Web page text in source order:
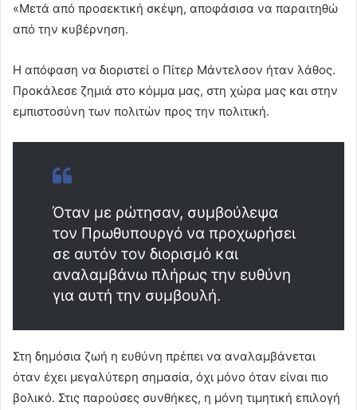
«Μετά από προσεκτική σκέψη, αποφάσισα να παραιτηθώ
από την κυβέρνηση.
Η απόφαση να διοριστεί ο Πίτερ Μάντελσον ήταν λάθος.
Προκάλεσε ζημιά στο κόμμα μας, στη χώρα μας και στην
εμπιστοσύνη των πολιτών προς την πολιτική.
Όταν με ρώτησαν, συμβούλεψα
τον Πρωθυπουργό να προχωρήσει
σε αυτόν τον διορισμό και
αναλαμβάνω πλήρως την ευθύνη
για αυτή την συμβουλή.
Στη δημόσια ζωή η ευθύνη πρέπει να αναλαμβάνεται
όταν έχει μεγαλύτερη σημασία, όχι μόνο όταν είναι πιο
βολικό. Στις παρούσες συνθήκες, η μόνη τιμητική επιλογή